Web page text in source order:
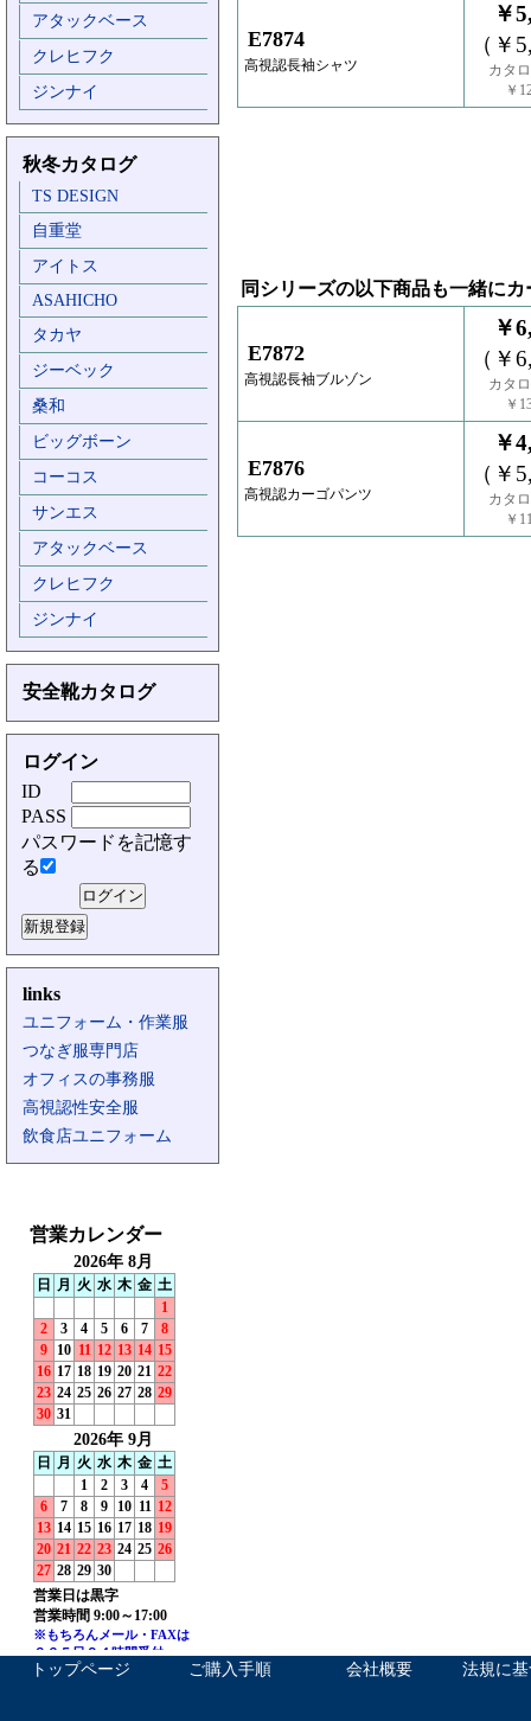
アタックベース
クレヒフク
ジンナイ
秋冬カタログ
TS DESIGN
自重堂
アイトス
ASAHICHO
タカヤ
ジーベック
桑和
ビッグボーン
コーコス
サンエス
アタックベース
クレヒフク
ジンナイ
安全靴カタログ
ログイン
ID
PASS
パスワードを記憶す
る
links
ユニフォーム・作業服
つなぎ服専門店
オフィスの事務服
高視認性安全服
飲食店ユニフォーム
E7874
高視認長袖シャツ
￥
（￥
カタ
￥
同シリーズの以下商品も一緒に
E7872
高視認長袖ブルゾン
￥
（￥
カタ
￥
E7876
高視認カーゴパンツ
￥
（￥
カタ
￥
トップページ ご購入手順 会社概要 法規に